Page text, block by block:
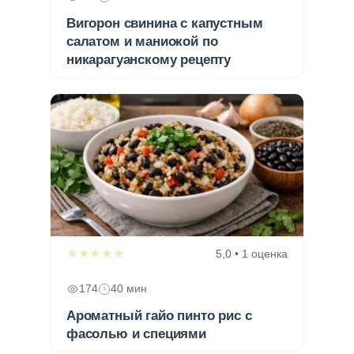
Вигорон свинина с капустным
салатом и маниокой по
никарагуанскому рецепту
★★★★★ 5,0 • 1 оценка
174 40 мин
Ароматный гайо пинто рис с
фасолью и специями